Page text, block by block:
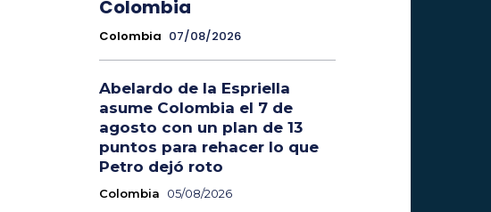
Colombia
Colombia 07/08/2026
Abelardo de la Espriella
asume Colombia el 7 de
agosto con un plan de 13
puntos para rehacer lo que
Petro dejó roto
Colombia 05/08/2026